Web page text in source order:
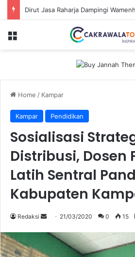
Menu
Home / Kampar
Kampar Pendidikan
Sosialisasi
Distribusi, Dosen
Latih Sentral
Kabupaten
Redaksi
Send
email
21/03/2020 0 15